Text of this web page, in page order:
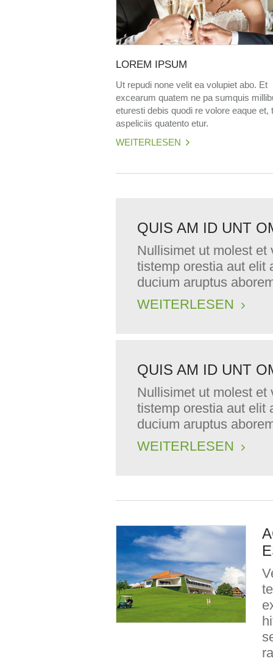
LOREM IPSUM
Ut repudi none velit ea volupiet abo. Et
excearum quatem ne pa sumquis
eturesti debis quodi re volore eaque et,
aspeliciis quatento etur.
WEITERLESEN
QUIS AM ID UNT
Nullisimet ut molest et
tistemp orestia aut elit
ducium aruptus
WEITERLESEN
QUIS AM ID UNT
Nullisimet ut molest et
tistemp orestia aut elit
ducium aruptus
WEITERLESEN